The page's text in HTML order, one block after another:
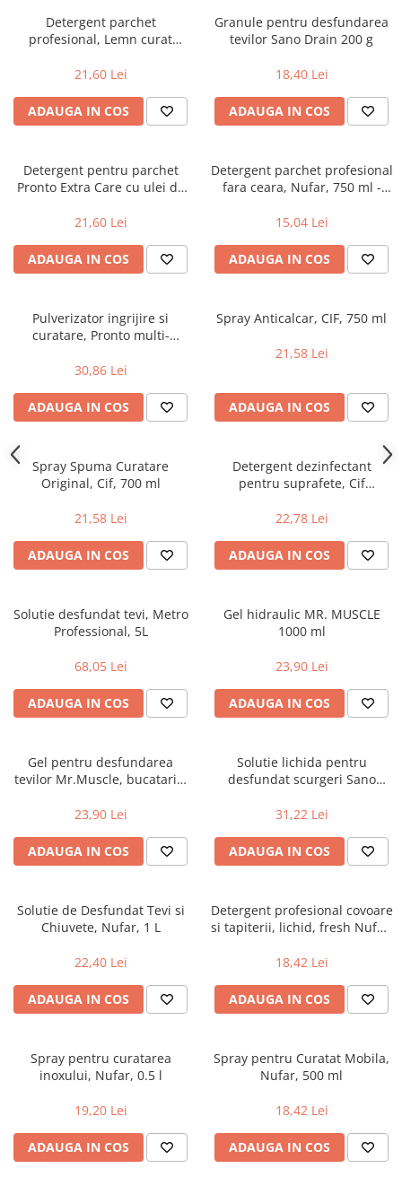
Accesorii maturi, mopuri & galeti
Produse curatare casa si exterior
Detergenti universali
Solutii dezinfectante
Servetele umede antibacteriene
Solutie curatat mobila
Solutie curatat podele
Solutie curatat geamuri
Solutie curatat covoare
accesorii
Odorizant camera
Organizare si depozitare
Cutii depozitare
Umerase pentru haine si suporturi
Organizatoare imbracaminte si
incaltaminte
Cosuri de gunoi
Baterii, acumulatori si
Tampoane si absorbante
Scutece adulti
Produse autobronzante
Produse cu protectie solara
Pasta de dinti
Dizolvante si tratamente pentru
unghii
Luciu si balsam de buze
Produse dezinfectante
Alcool sanitar
Consumabile sanitare
Uniforme medicale de unica
Detergent parchet
profesional, Lemn curat
21,60 Lei
ADAUGA IN COS
Granule pentru desfundarea
tevilor Sano Drain 200 g
18,40 Lei
ADAUGA IN COS
Detergent pentru parchet
Pronto Extra Care cu ulei de
21,60 Lei
ADAUGA IN COS
Detergent parchet profesional
fara ceara, Nufar, 750 ml -
15,04 Lei
ADAUGA IN COS
Pulverizator ingrijire si
curatare, Pronto multi-
30,86 Lei
ADAUGA IN COS
Spray Anticalcar, CIF, 750 ml
21,58 Lei
ADAUGA IN COS
Spray Spuma Curatare
Original, Cif, 700 ml
21,58 Lei
ADAUGA IN COS
Detergent dezinfectant
pentru suprafete, Cif
22,78 Lei
ADAUGA IN COS
Solutie desfundat tevi, Metro
Professional, 5L
68,05 Lei
ADAUGA IN COS
Gel hidraulic MR. MUSCLE
1000 ml
23,90 Lei
ADAUGA IN COS
Gel pentru desfundarea
tevilor Mr.Muscle, bucatarie,
23,90 Lei
ADAUGA IN COS
Solutie lichida pentru
desfundat scurgeri Sano
31,22 Lei
ADAUGA IN COS
Solutie de Desfundat Tevi si
Chiuvete, Nufar, 1 L
22,40 Lei
ADAUGA IN COS
Detergent profesional covoare
si tapiterii, lichid, fresh Nufar,
18,42 Lei
ADAUGA IN COS
Spray pentru curatarea
inoxului, Nufar, 0.5 l
19,20 Lei
ADAUGA IN COS
Spray pentru Curatat Mobila,
Nufar, 500 ml
18,42 Lei
ADAUGA IN COS